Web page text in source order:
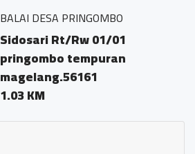
BALAI DESA PRINGOMBO
Sidosari Rt/Rw 01/01
pringombo tempuran
magelang.56161
1.03 KM